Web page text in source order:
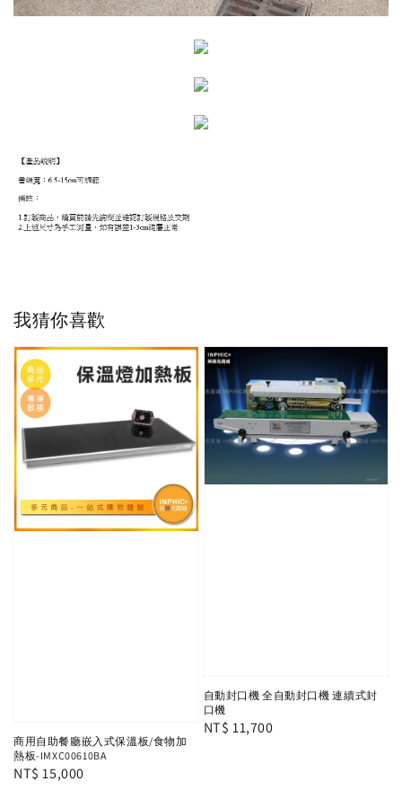
我猜你喜歡
商用自助餐廳嵌入式保溫板/食物加
熱板-IMXC00610BA
Regular
NT$ 15,000
自動封口機 全自動封口機 連續式封
口機
Regular
NT$ 11,700